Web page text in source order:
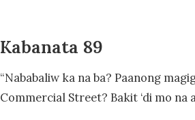
Kabanata 89
“Nababaliw ka na ba? Paanong
Commercial Street? Bakit ‘di mo na